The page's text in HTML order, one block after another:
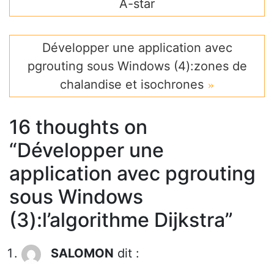
A-star
Développer une application avec
pgrouting sous Windows (4):zones de
chalandise et isochrones
16 thoughts on
“Développer une
application avec pgrouting
sous Windows
(3):l’algorithme Dijkstra”
SALOMON dit :